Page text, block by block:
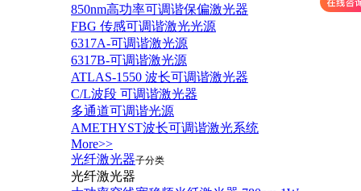
850nm高功率可调谐保偏激光器
FBG 传感可调谐激光光源
6317A-可调谐激光源
6317B-可调谐激光源
ATLAS-1550 波长可调谐激光器
C/L波段 可调谐激光器
多通道可调谐光源
AMETHYST波长可调谐激光系统
More>>
光纤激光器子分类
光纤激光器